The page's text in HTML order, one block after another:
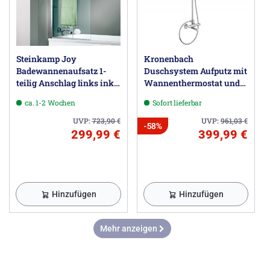
Steinkamp Joy
Badewannenaufsatz 1-
teilig Anschlag links inkl.
ca. 1-2 Wochen
UVP:723,90€
299,99 €
Hinzufügen
Kronenbach
Duschsystem Aufputz mit
Wannenthermostat und
rundSofort lieferbar
UVP:961,03€
-58%
399,99 €
Hinzufügen
Mehr anzeigen